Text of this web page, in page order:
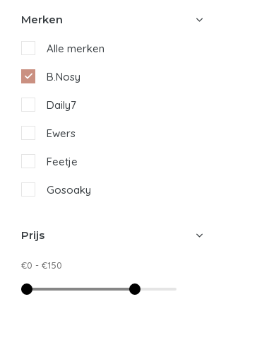
Merken
Alle merken
B.Nosy
Daily7
Ewers
Feetje
Gosoaky
Prijs
€0 - €150